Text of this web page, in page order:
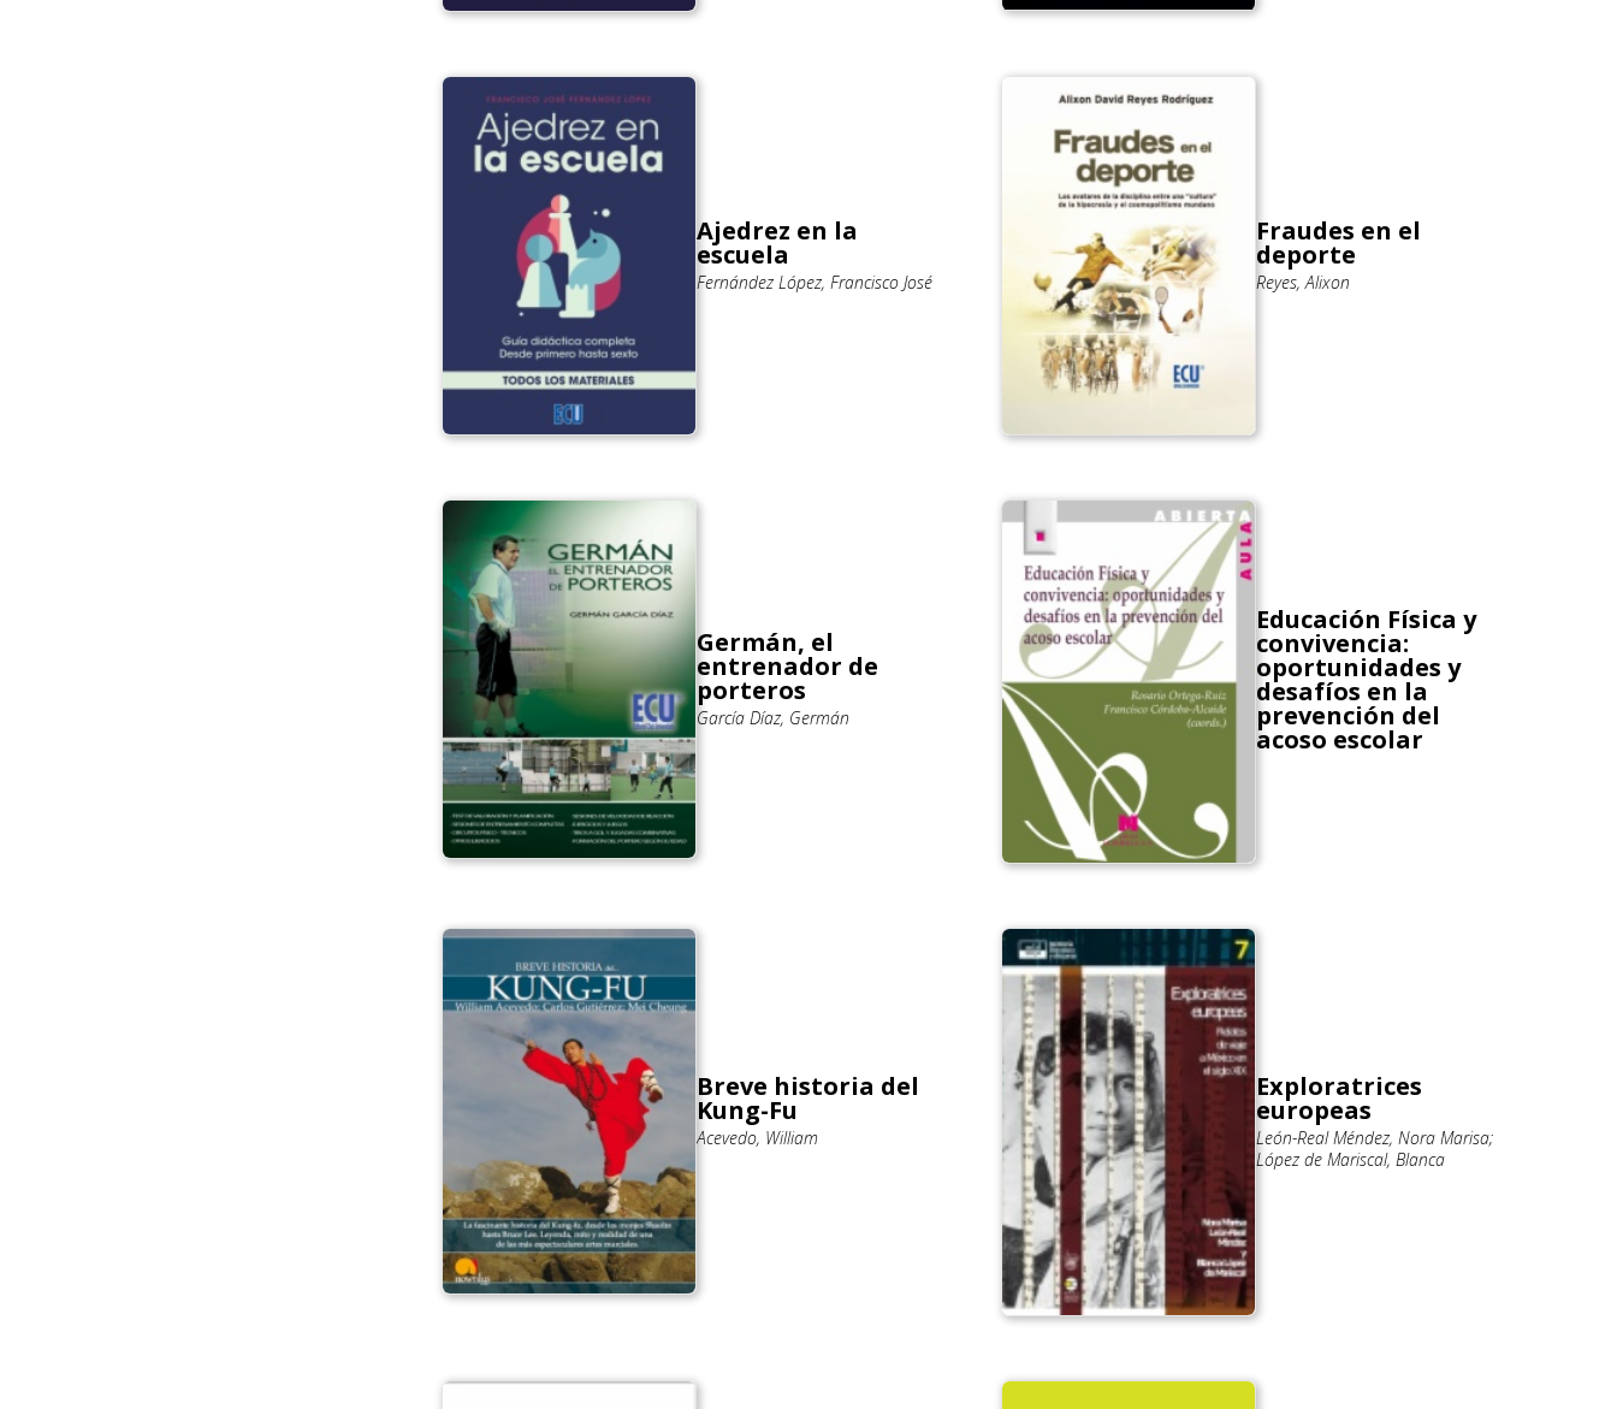
Ajedrez en la
escuela
Fernández López, Francisco José
Fraudes en el
deporte
Reyes, Alixon
Germán, el
entrenador de
porteros
García Díaz, Germán
Educación Física y
convivencia:
oportunidades y
desafíos en la
prevención del
acoso escolar
Breve historia del
Kung-Fu
Acevedo, William
Exploratrices
europeas
León-Real Méndez, Nora Marisa;
López de Mariscal, Blanca